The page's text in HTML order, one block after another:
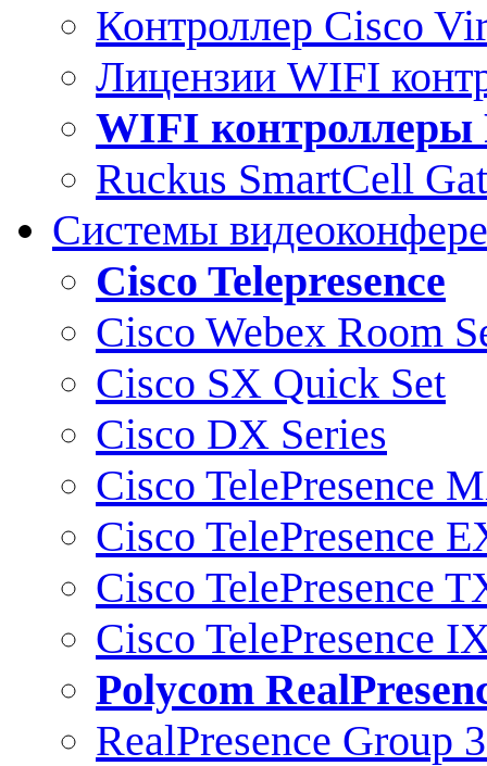
Контроллер Cisco
Лицензии WIFI
WIFI контроллеры
Ruckus SmartCell
Системы
Cisco Telepresence
Cisco Webex Room
Cisco SX Quick Set
Cisco DX Series
Cisco TelePresence
Cisco TelePresence
Cisco TelePresence
Cisco TelePresence
Polycom
RealPresence Group